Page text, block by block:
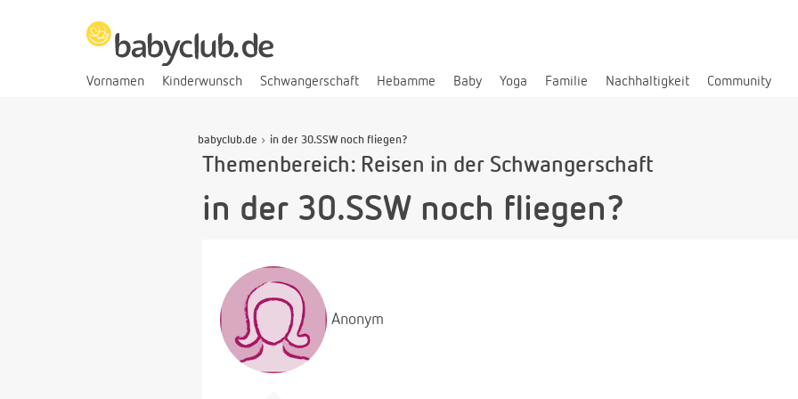
Vornamen Kinderwunsch Schwangerschaft Hebamme Baby Yoga Familie Nachhaltigkeit Community
babyclub.de in der 30.SSW noch fliegen?
Themenbereich: Reisen in der Schwangerschaft
in der 30.SSW noch fliegen?
Anonym